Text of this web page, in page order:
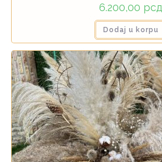
6.200,00 рсд
Dodaj u korpu